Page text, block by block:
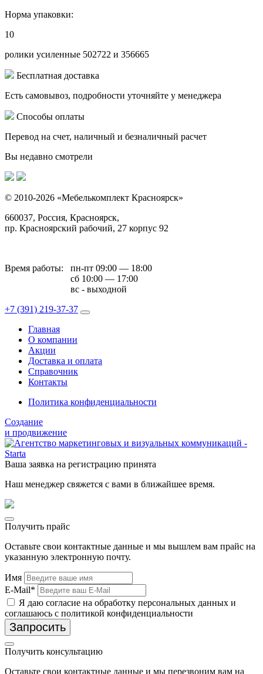
Норма упаковки:
10
ролики усиленные 502722 и 356665
Бесплатная доставка
Есть самовывоз, подробности уточняйте у менеджера
Способы оплаты
Перевод на счет, наличный и безналичный расчет
Вы недавно смотрели
© 2010-2026 «Мебелькомплект Красноярск»
660037, Россия, Красноярск,
пр. Красноярский рабочий, 27 корпус 92
Время работы:
пн-пт 09:00 — 18:00
сб 10:00 — 17:00
вс - выходной
+7 (391) 219-37-37
Главная
О компании
Акции
Доставка и оплата
Справочник
Контакты
Политика конфиденциальности
Создание
и продвижение
Ваша заявка на регистрацию принята
Наш менеджер свяжется с вами в ближайшее время.
Получить прайс
Оставьте свои контактные данные и мы вышлем вам прайс на
указанную электронную почту.
Имя
E-Mail*
Я даю согласие на обработку персональных данных и
соглашаюсь с политикой конфиденциальности
Запросить
Получить консультацию
Оставьте свои контактные данные и мы перезвоним вам на